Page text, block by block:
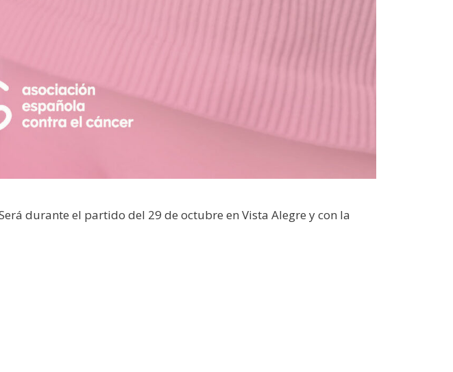
durante el partido del 29 de octubre en Vista Alegre y con la